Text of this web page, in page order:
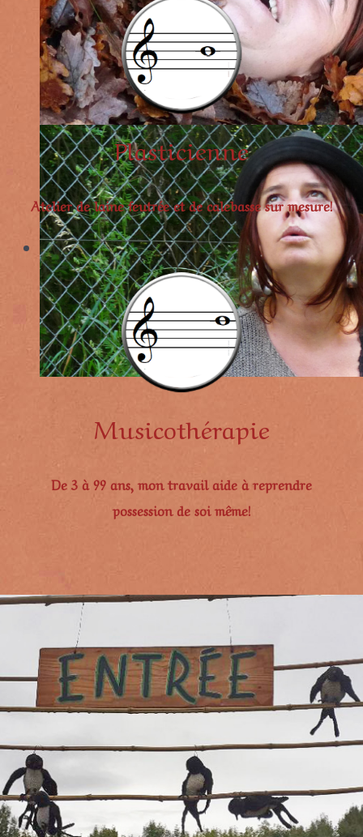
Plasticienne
Atelier de laine feutrée et de calebasse sur mesure!
Musicothérapie
De 3 à 99 ans, mon travail aide à reprendre
possession de soi même!